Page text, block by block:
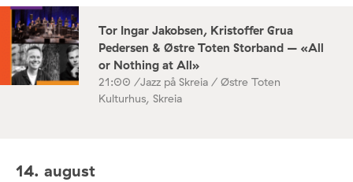
Tor Ingar Jakobsen, Kristoffer Grua
Pedersen & Østre Toten Storband – «All
or Nothing at All»
21:00 /Jazz på Skreia / Østre Toten
Kulturhus, Skreia
14. august